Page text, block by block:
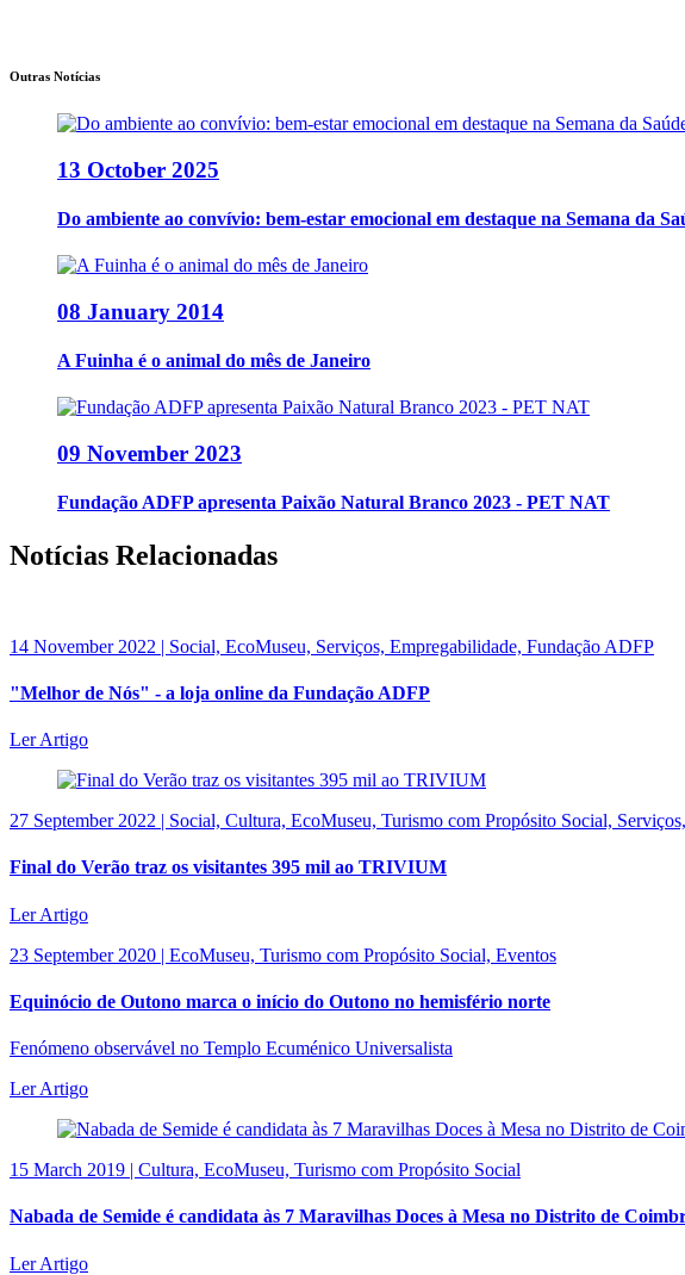
Outras Notícias
13 October 2025
Do ambiente ao convívio: bem-estar emocional em destaque na Semana da
08 January 2014
A Fuinha é o animal do mês de Janeiro
09 November 2023
Fundação ADFP apresenta Paixão Natural Branco 2023 - PET NAT
Notícias Relacionadas
14 November 2022 | Social, EcoMuseu, Serviços, Empregabilidade, Fundação ADFP
"Melhor de Nós" - a loja online da Fundação ADFP
Ler Artigo
27 September 2022 | Social, Cultura, EcoMuseu, Turismo com Propósito Social,
Final do Verão traz os visitantes 395 mil ao TRIVIUM
Ler Artigo
23 September 2020 | EcoMuseu, Turismo com Propósito Social, Eventos
Equinócio de Outono marca o início do Outono no hemisfério norte
Fenómeno observável no Templo Ecuménico Universalista
Ler Artigo
15 March 2019 | Cultura, EcoMuseu, Turismo com Propósito Social
Nabada de Semide é candidata às 7 Maravilhas Doces à Mesa no Distrito de
Ler Artigo